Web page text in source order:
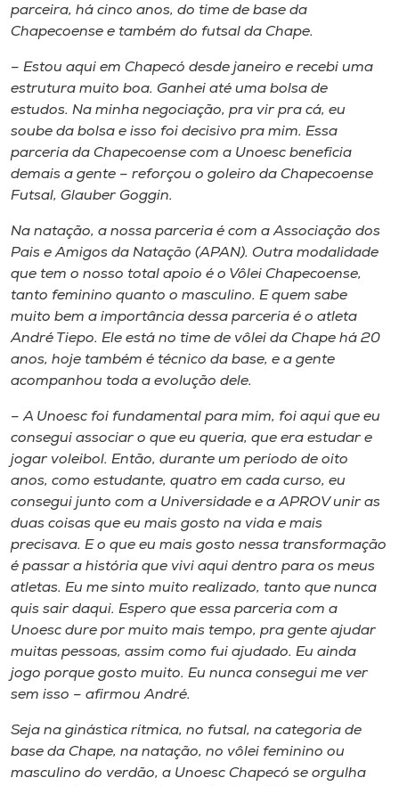
parceira, há cinco anos, do time de base da
Chapecoense e também do futsal da Chape.
– Estou aqui em Chapecó desde janeiro e recebi uma
estrutura muito boa. Ganhei até uma bolsa de
estudos. Na minha negociação, pra vir pra cá, eu
soube da bolsa e isso foi decisivo pra mim. Essa
parceria da Chapecoense com a Unoesc beneficia
demais a gente – reforçou o goleiro da Chapecoense
Futsal, Glauber Goggin.
Na natação, a nossa parceria é com a Associação dos
Pais e Amigos da Natação (APAN). Outra modalidade
que tem o nosso total apoio é o Vôlei Chapecoense,
tanto feminino quanto o masculino. E quem sabe
muito bem a importância dessa parceria é o atleta
André Tiepo. Ele está no time de vôlei da Chape há 20
anos, hoje também é técnico da base, e a gente
acompanhou toda a evolução dele.
– A Unoesc foi fundamental para mim, foi aqui que eu
consegui associar o que eu queria, que era estudar e
jogar voleibol. Então, durante um período de oito
anos, como estudante, quatro em cada curso, eu
consegui junto com a Universidade e a APROV unir as
duas coisas que eu mais gosto na vida e mais
precisava. E o que eu mais gosto nessa transformação
é passar a história que vivi aqui dentro para os meus
atletas. Eu me sinto muito realizado, tanto que nunca
quis sair daqui. Espero que essa parceria com a
Unoesc dure por muito mais tempo, pra gente ajudar
muitas pessoas, assim como fui ajudado. Eu ainda
jogo porque gosto muito. Eu nunca consegui me ver
sem isso – afirmou André.
Seja na ginástica rítmica, no futsal, na categoria de
base da Chape, na natação, no vôlei feminino ou
masculino do verdão, a Unoesc Chapecó se orgulha